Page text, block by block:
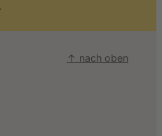
↑ nach oben